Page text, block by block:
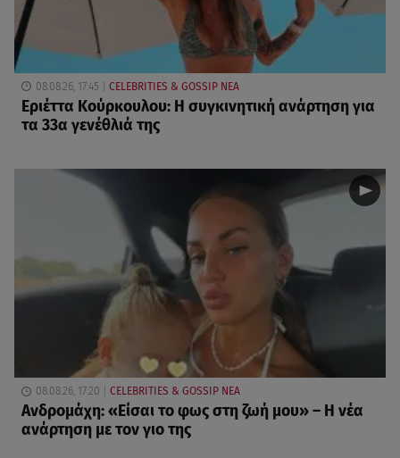
08.08.26, 17:45 CELEBRITIES & GOSSIP ΝΕΑ
Εριέττα Κούρκουλου: Η συγκινητική ανάρτηση για
τα 33α γενέθλιά της
08.08.26, 17:20 CELEBRITIES & GOSSIP ΝΕΑ
Ανδρομάχη: «Είσαι το φως στη ζωή μου» – Η νέα
ανάρτηση με τον γιο της